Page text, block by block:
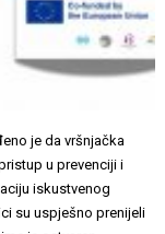
je da vršnjačka
u prevenciji i
iskustvenog
su uspješno prenijeli